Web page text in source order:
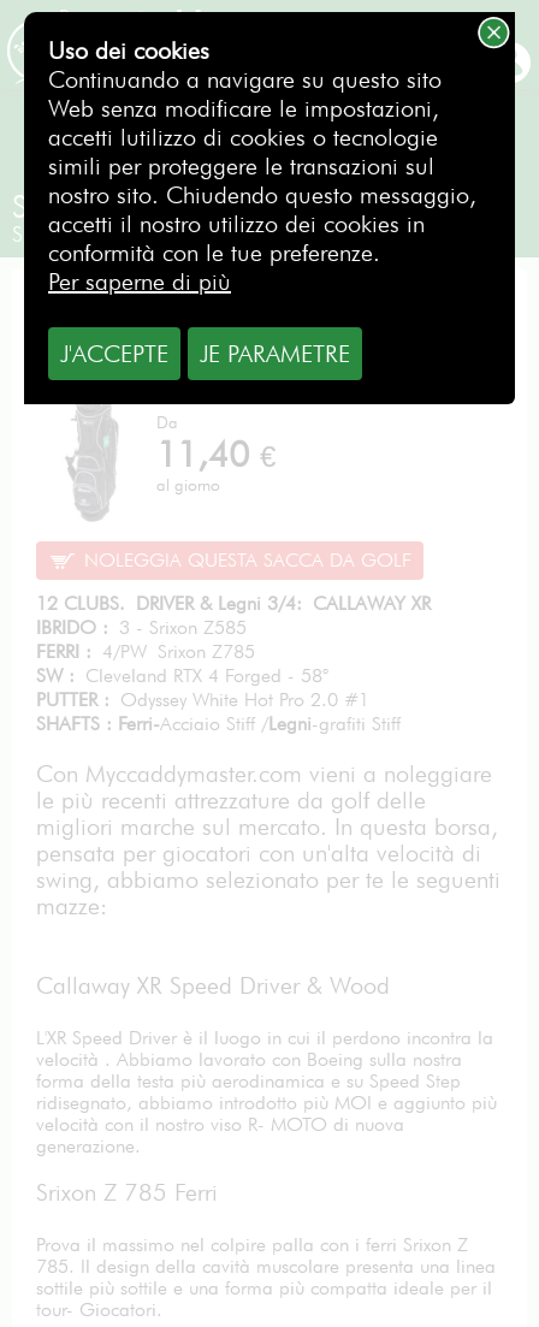
Erreur SQL
SQLSTATE[HY000]: General error: 1 Can't create/write to file
'/var/tmp/#sql_550_1.MAI' (Errcode: 28 "No space left on
device")
PRENOTAZIONE
Srixon Z785 / CALLAWAY XR Speed
Signori / Destro
OFFERTA ECCELLENZA
Da
11,40 €
al giorno
NOLEGGIA QUESTA SACCA DA GOLF
12 CLUBS. DRIVER & Legni 3/4: CALLAWAY XR
IBRIDO : 3 - Srixon Z585
FERRI : 4/PW Srixon Z785
SW : Cleveland RTX 4 Forged - 58°
PUTTER : Odyssey White Hot Pro 2.0 #1
SHAFTS : Ferri-Acciaio Stiff /Legni-grafiti Stiff
Con Myccaddymaster.com vieni a noleggiare
le più recenti attrezzature da golf delle
migliori marche sul mercato. In questa borsa,
pensata per giocatori con un'alta velocità di
swing, abbiamo selezionato per te le seguenti
mazze:
Callaway XR Speed Driver & Wood
L'XR Speed Driver è il luogo in cui il perdono incontra la
velocità . Abbiamo lavorato con Boeing sulla nostra
forma della testa più aerodinamica e su Speed Step
ridisegnato, abbiamo introdotto più MOI e aggiunto più
velocità con il nostro viso R- MOTO di nuova
generazione.
Srixon Z 785 Ferri
Prova il massimo nel colpire palla con i ferri Srixon Z
785. Il design della cavità muscolare presenta una linea
sottile più sottile e una forma più compatta ideale per il
tour- Giocatori.
Uso dei cookies
Continuando a navigare su questo sito
Web senza modificare le impostazioni,
accetti lutilizzo di cookies o tecnologie
simili per proteggere le transazioni sul
nostro sito. Chiudendo questo messaggio,
accetti il nostro utilizzo dei cookies in
conformità con le tue preferenze.
Per saperne di più
J'ACCEPTE JE PARAMETRE